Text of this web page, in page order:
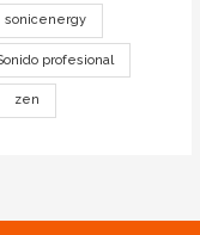
sonicenergy
profesional
zen